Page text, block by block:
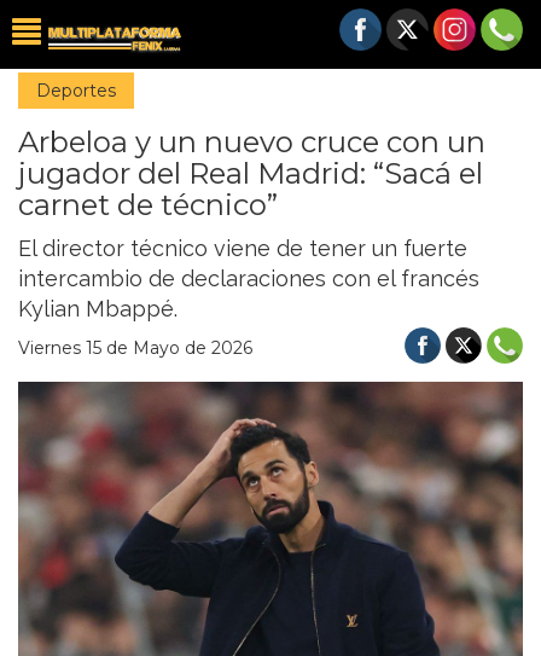
Deportes
Arbeloa y un nuevo cruce con un
jugador del Real Madrid: “Sacá el
carnet de técnico”
El director técnico viene de tener un fuerte
intercambio de declaraciones con el francés
Kylian Mbappé.
Viernes 15 de Mayo de 2026